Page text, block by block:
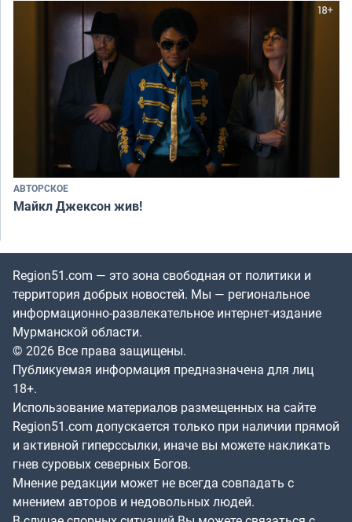
АВТОРСКОЕ
Майкл Джексон жив!
Region51.com — это зона свободная от политики и
территория добрых новостей. Мы — региональное
информационно-развлекательное интернет-издание
Мурманской области.
© 2026 Все права защищены.
Публикуемая информация предназначена для лиц
18+.
Использование материалов размещенных на сайте
Region51.com допускается только при наличии прямой
и активной гиперссылки, иначе вы можете накликать
гнев суровых северных Богов.
Мнение редакции может не всегда совпадать с
мнением авторов и недовольных людей.